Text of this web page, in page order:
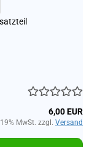
6,00 EUR
MwSt. zzgl. Versand